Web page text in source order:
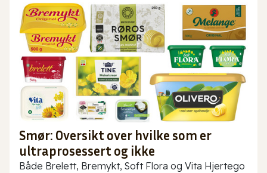
Smør: Oversikt over hvilke som er
ultraprosessert og ikke
Både Brelett, Bremykt, Soft Flora og Vita Hjertego